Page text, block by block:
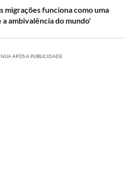
migrações funciona como uma
ambivalência do mundo'
APÓS A PUBLICIDADE